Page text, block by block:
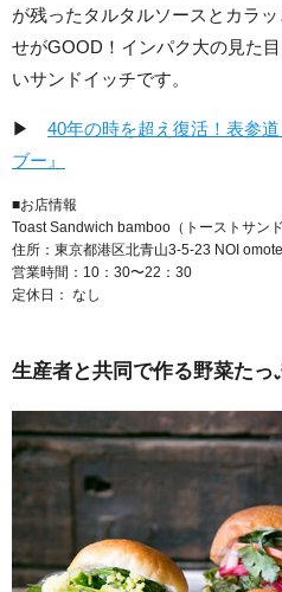
が残ったタルタルソースとカラ
せがGOOD！インパク大の見た
いサンドイッチです。
▶ 40年の時を超え復活！表参
ブー』
■お店情報
Toast Sandwich bamboo（トーストサン
住所：東京都港区北青山3-5-23 NOI
営業時間：10：30〜22：30
定休日： なし
生産者と共同で作る野菜たっ